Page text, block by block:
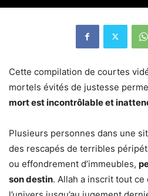
Cette compilation de courtes
mortels évités de justesse
mort est incontrôlable et
Plusieurs personnes dans une
des rescapés de terribles
ou effondrement d’immeubles,
son destin. Allah a inscrit tout